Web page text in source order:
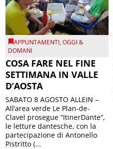
APPUNTAMENTI,OGGI &
DOMANI
COSA FARE NEL FINE
SETTIMANA IN VALLE
D’AOSTA
SABATO 8 AGOSTO ALLEIN –
All’area verde Le Plan-de-
Clavel prosegue “ItinerDante”,
le letture dantesche, con la
partecipazione di Antonello
Pistritto (...